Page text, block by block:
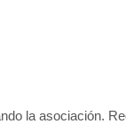
la asociación.